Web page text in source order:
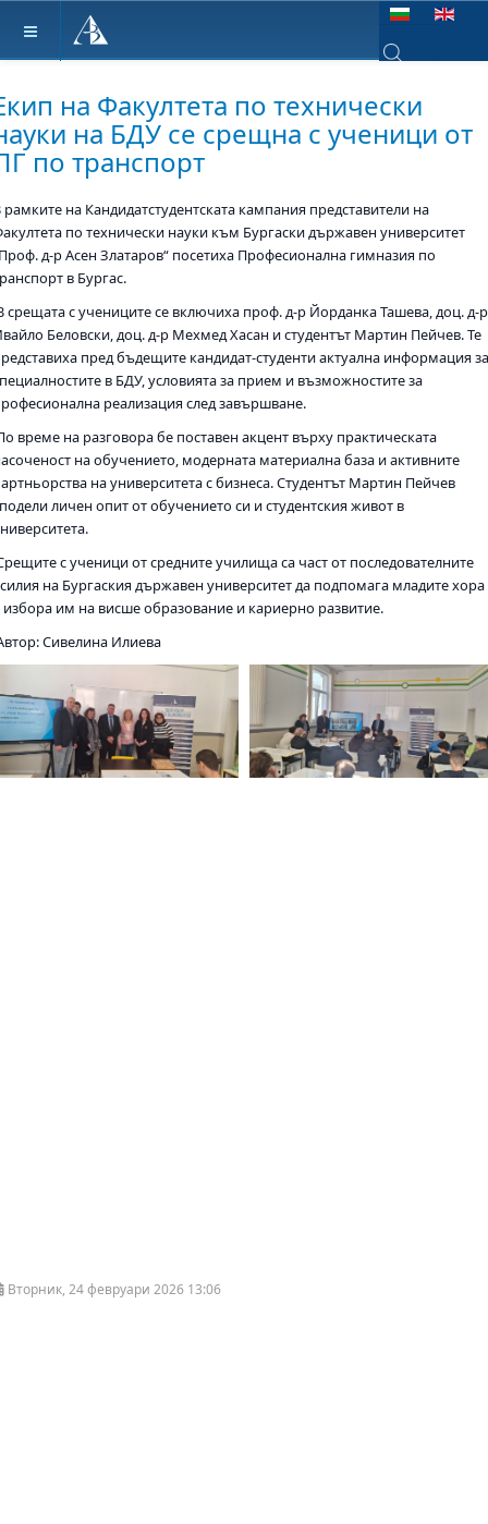
Изберете език
на Факултета по технически
на БДУ се срещна с ученици от
по транспорт
рамките на Кандидатстудентската кампания представители на
по технически науки към Бургаски държавен университет
д-р Асен Златаров“ посетиха Професионална гимназия по
в Бургас.
срещата с учениците се включиха проф. д-р Йорданка Ташева, доц. д-р
Беловски, доц. д-р Мехмед Хасан и студентът Мартин Пейчев. Те
пред бъдещите кандидат-студенти актуална информация
в БДУ, условията за прием и възможностите за
реализация след завършване.
време на разговора бе поставен акцент върху практическата
на обучението, модерната материална база и активните
на университета с бизнеса. Студентът Мартин Пейчев
личен опит от обучението си и студентския живот в
с ученици от средните училища са част от последователните
на Бургаския държавен университет да подпомага младите хора
избора им на висше образование и кариерно развитие.
Сивелина Илиева
Вторник, 24 февруари 2026 13:06